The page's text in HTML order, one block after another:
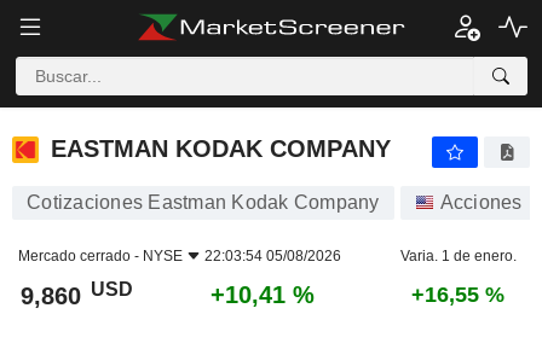
EASTMAN KODAK COMPANY 9,860 $
EASTMAN KODAK COMPANY
Cotizaciones Eastman Kodak Company Acciones
Mercado cerrado - NYSE 22:03:54 05/08/2026 Varia. 1 de enero.
9,860 USD +10,41 % +16,55 %